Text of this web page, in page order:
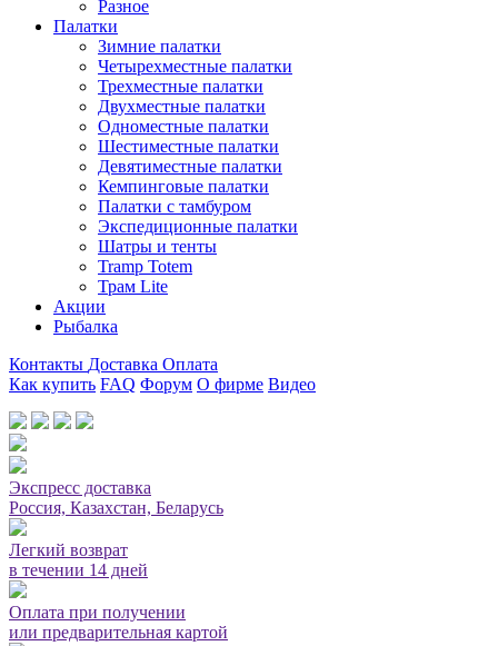
Разное
Палатки
Зимние палатки
Четырехместные палатки
Трехместные палатки
Двухместные палатки
Одноместные палатки
Шестиместные палатки
Девятиместные палатки
Кемпинговые палатки
Палатки с тамбуром
Экспедиционные палатки
Шатры и тенты
Tramp Totem
Трам Lite
Акции
Рыбалка
Контакты Доставка Оплата
Как купить FAQ Форум О фирме Видео
Экспресс доставка
Россия, Казахстан, Беларусь
Легкий возврат
в течении 14 дней
Оплата при получении
или предварительная картой